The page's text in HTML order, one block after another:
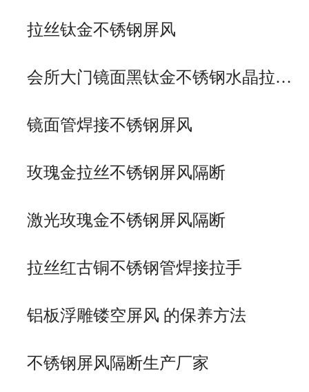
拉丝钛金不锈钢屏风
会所大门镜面黑钛金不锈钢水晶拉…
镜面管焊接不锈钢屏风
玫瑰金拉丝不锈钢屏风隔断
激光玫瑰金不锈钢屏风隔断
拉丝红古铜不锈钢管焊接拉手
铝板浮雕镂空屏风 的保养方法
不锈钢屏风隔断生产厂家